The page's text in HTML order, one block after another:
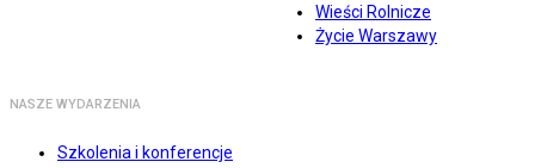
Wieści Rolnicze
Życie Warszawy
NASZE WYDARZENIA
Szkolenia i konferencje